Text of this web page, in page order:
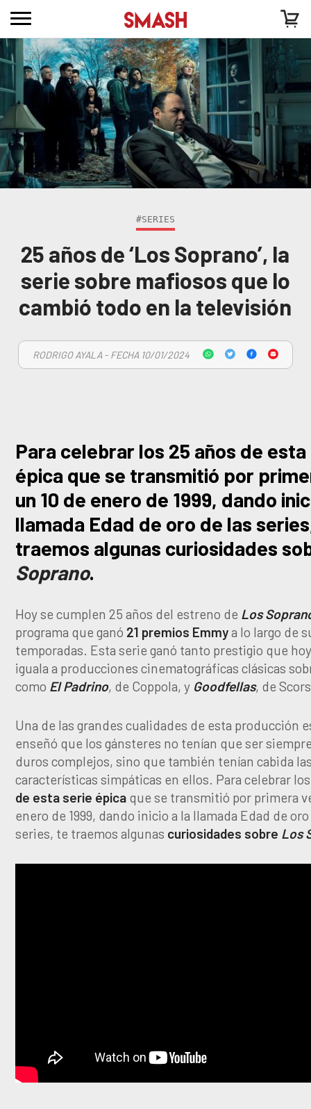
#SERIES
25 años de ‘Los Soprano’, la
serie sobre mafiosos que lo
cambió todo en la televisión
RODRIGO AYALA - FECHA 10/01/2024
Para celebrar los 25 años de
épica que se transmitió por
un 10 de enero de 1999, dando
llamada Edad de oro de las
traemos algunas curiosidades
Soprano.
Hoy se cumplen 25 años del estreno de Los
programa que ganó 21 premios Emmya lo largo de
temporadas. Esta serie ganó tanto prestigio que
iguala a producciones cinematográficas clásicas
como El Padrino, de Coppola, y Goodfellas, de
Una de las grandes cualidades de esta producción
enseñó que los gánsteres no tenían que ser
duros complejos, sino que también tenían cabida
características simpáticas en ellos. Para celebrar
de esta serie épica que se transmitió por primera
enero de 1999, dando inicio a la llamada Edad de
series, te traemos algunas curiosidades sobre Los